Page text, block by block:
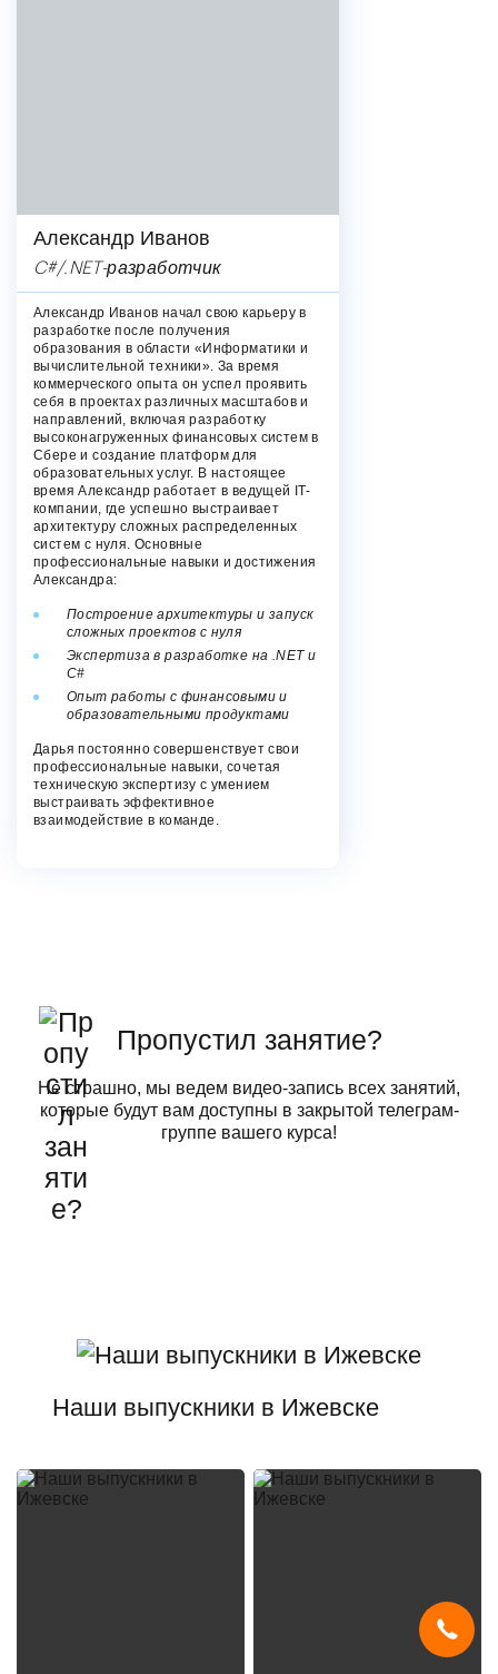
Александр Иванов
C#/.NET-разработчик
Александр Иванов начал свою карьеру в
разработке после получения
образования в области «Информатики и
вычислительной техники». За время
коммерческого опыта он успел проявить
себя в проектах различных масштабов и
направлений, включая разработку
высоконагруженных финансовых систем в
Сбере и создание платформ для
образовательных услуг. В настоящее
время Александр работает в ведущей IT-
компании, где успешно выстраивает
архитектуру сложных распределенных
систем с нуля. Основные
профессиональные навыки и достижения
Александра:
Построение архитектуры и запуск
сложных проектов с нуля
Экспертиза в разработке на .NET и
C#
Опыт работы с финансовыми и
образовательными продуктами
Дарья постоянно совершенствует свои
профессиональные навыки, сочетая
техническую экспертизу с умением
выстраивать эффективное
взаимодействие в команде.
Пропустил занятие?
Не страшно, мы ведем видео-запись всех занятий,
которые будут вам доступны в закрытой телеграм-
группе вашего курса!
Наши выпускники в Ижевске